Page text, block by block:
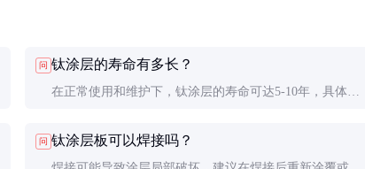
问 钛涂层的寿命有多长？
在正常使用和维护下，钛涂层的寿命可达5-10年，具体取
问 钛涂层板可以焊接吗？